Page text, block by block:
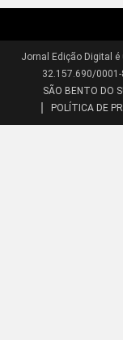
Jornal Edição Digital é
32.157.690/0001-
SÃO BENTO DO
POLÍTICA DE